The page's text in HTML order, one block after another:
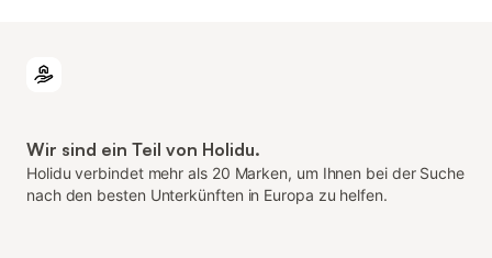
Wir sind ein Teil von Holidu.
Holidu verbindet mehr als 20 Marken, um Ihnen bei der Suche
nach den besten Unterkünften in Europa zu helfen.